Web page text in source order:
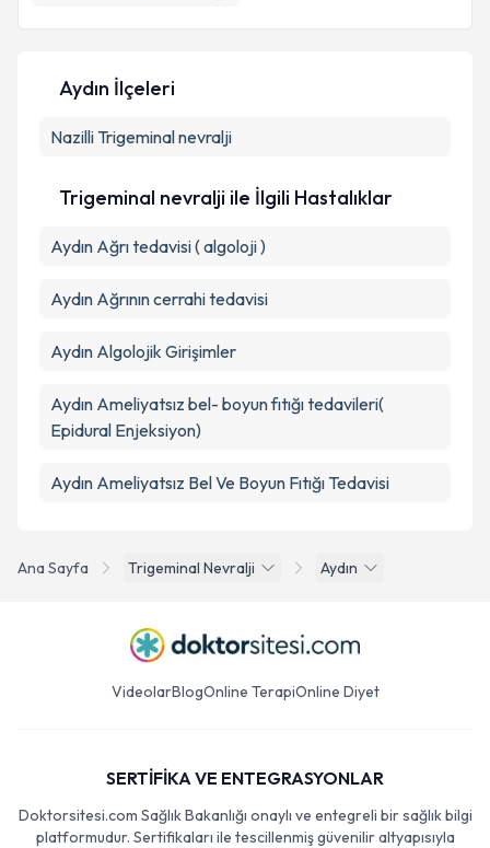
Kişisel verilerimin işlenmesine ilişkin
kapsamda işlenmesini kabul ediyorum.
Takvim Talebini Gönder
Ana Sayfa Trigeminal Nevralji Aydın
Aydın İlçeleri
Nazilli Trigeminal nevralji
Trigeminal nevralji ile İlgili Hastalıklar
Aydın Ağrı tedavisi ( algoloji )
Aydın Ağrının cerrahi tedavisi
Aydın Algolojik Girişimler
Aydın Ameliyatsız bel- boyun fıtığı tedavileri(
Epidural Enjeksiyon)
Aydın Ameliyatsız Bel Ve Boyun Fıtığı Tedavisi
VideolarBlogOnline TerapiOnline Diyet
SERTİFİKA VE ENTEGRASYONLAR
Doktorsitesi.com Sağlık Bakanlığı onaylı ve entegreli bir sağlık bilgi
platformudur. Sertifikaları ile tescillenmiş güvenilir altyapısıyla